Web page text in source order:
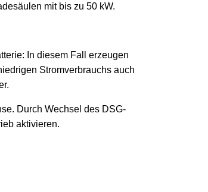
mit bis zu 50 kW.
In diesem Fall erzeugen
Stromverbrauchs auch
Durch Wechsel des DSG-
aktivieren.